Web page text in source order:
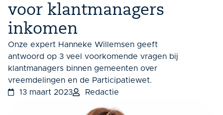
voor klantmanagers
inkomen
Onze expert Hanneke Willemsen geeft
antwoord op 3 veel voorkomende vragen bij
klantmanagers binnen gemeenten over
vreemdelingen en de Participatiewet.
13 maart 2023
Redactie